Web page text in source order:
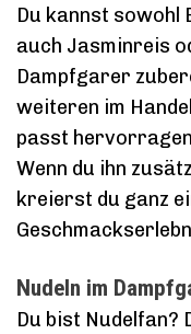
Du kannst sowohl
auch Jasminreis
Dampfgarer
weiteren im
passt
Wenn du ihn
kreierst du ganz
Nudeln im
Du bist Nudelfan?